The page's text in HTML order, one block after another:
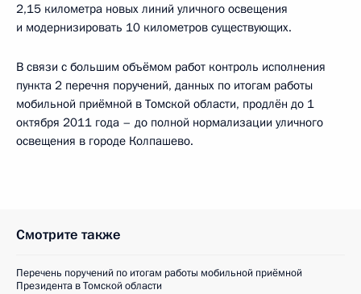
2,15 километра новых линий уличного освещения
и модернизировать 10 километров существующих.
В связи с большим объёмом работ контроль исполнения
пункта 2 перечня поручений, данных по итогам работы
мобильной приёмной в Томской области, продлён до 1
октября 2011 года – до полной нормализации уличного
освещения в городе Колпашево.
Смотрите также
Перечень поручений по итогам работы мобильной приёмной
Президента в Томской области